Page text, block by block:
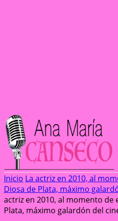
Inicio La actriz en 2010, al
Diosa de Plata, máximo
actriz en 2010, al momento de
Plata, máximo galardón del